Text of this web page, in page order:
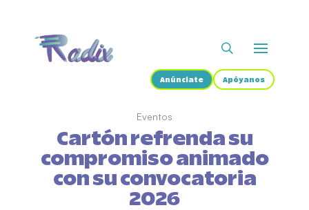
Anúnciate Apóyanos
Eventos
Cartón refrenda su
compromiso animado
con su convocatoria
2026